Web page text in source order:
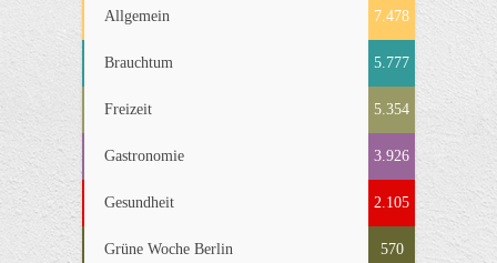
Allgemein 7.478
Brauchtum 5.777
Freizeit 5.354
Gastronomie 3.926
Gesundheit 2.105
Grüne Woche Berlin 570